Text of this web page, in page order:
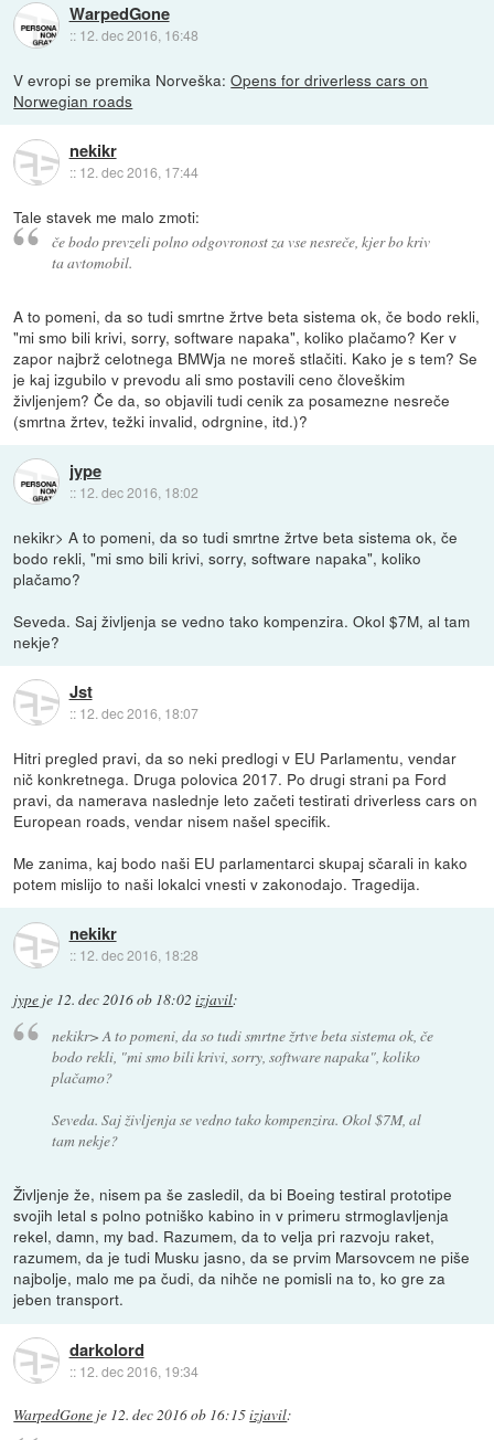
WarpedGone
:: 12. dec 2016, 16:48
V evropi se premika Norveška:Opens for driverless cars on
Norwegian roads
nekikr
:: 12. dec 2016, 17:44
Tale stavek me malo zmoti:
če bodo prevzeli polno odgovronost za vse nesreče, kjer bo kriv
ta avtomobil.
A to pomeni, da so tudi smrtne žrtve beta sistema ok, če bodo rekli,
"mi smo bili krivi, sorry, software napaka", koliko plačamo? Ker v
zapor najbrž celotnega BMWja ne moreš stlačiti. Kako je s tem? Se
je kaj izgubilo v prevodu ali smo postavili ceno človeškim
življenjem? Če da, so objavili tudi cenik za posamezne nesreče
(smrtna žrtev, težki invalid, odrgnine, itd.)?
jype
:: 12. dec 2016, 18:02
nekikr> A to pomeni, da so tudi smrtne žrtve beta sistema ok, če
bodo rekli, "mi smo bili krivi, sorry, software napaka", koliko
plačamo?
Seveda. Saj življenja se vedno tako kompenzira. Okol $7M, al tam
nekje?
Jst
:: 12. dec 2016, 18:07
Hitri pregled pravi, da so neki predlogi v EU Parlamentu, vendar
nič konkretnega. Druga polovica 2017. Po drugi strani pa Ford
pravi, da namerava naslednje leto začeti testirati driverless cars on
European roads, vendar nisem našel specifik.
Me zanima, kaj bodo naši EU parlamentarci skupaj sčarali in kako
potem mislijo to naši lokalci vnesti v zakonodajo. Tragedija.
nekikr
:: 12. dec 2016, 18:28
jype je 12. dec 2016 ob 18:02 izjavil:
nekikr> A to pomeni, da so tudi smrtne žrtve beta sistema ok, če
bodo rekli, "mi smo bili krivi, sorry, software napaka", koliko
plačamo?
Seveda. Saj življenja se vedno tako kompenzira. Okol $7M, al
tam nekje?
Življenje že, nisem pa še zasledil, da bi Boeing testiral prototipe
svojih letal s polno potniško kabino in v primeru strmoglavljenja
rekel, damn, my bad. Razumem, da to velja pri razvoju raket,
razumem, da je tudi Musku jasno, da se prvim Marsovcem ne piše
najbolje, malo me pa čudi, da nihče ne pomisli na to, ko gre za
jeben transport.
darkolord
:: 12. dec 2016, 19:34
WarpedGone je 12. dec 2016 ob 16:15izjavil: